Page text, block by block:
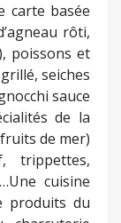
carte basée
rôti,
poissons et
seiches
sauce
de la
de mer)
trippettes,
cuisine
produits du